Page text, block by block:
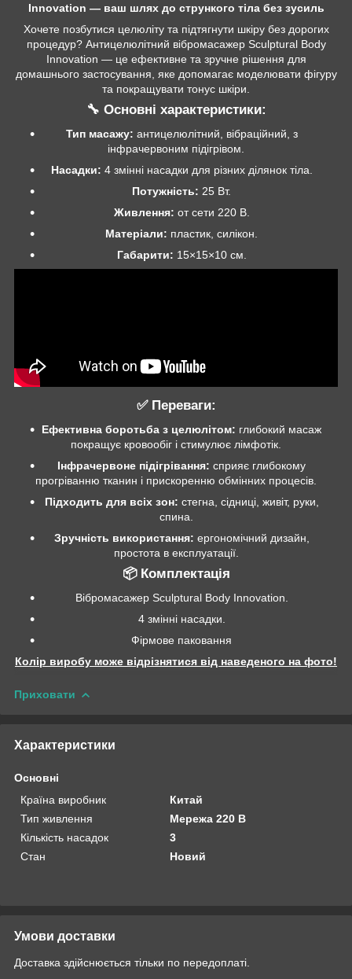
Innovation — ваш шлях до стрункого тіла без зусиль
Хочете позбутися целюліту та підтягнути шкіру без дорогих
процедур? Антицелюлітний вібромасажер Sculptural Body
Innovation — це ефективне та зручне рішення для
домашнього застосування, яке допомагає моделювати фігуру
та покращувати тонус шкіри.
🔧 Основні характеристики:
Тип масажу: антицелюлітний, вібраційний, з
інфрачервоним підігрівом.
Насадки: 4 змінні насадки для різних ділянок тіла.
Потужність: 25 Вт.
Живлення: от сети 220 В.
Матеріали: пластик, силікон.
Габарити: 15×15×10 см.
✅ Переваги:
Ефективна боротьба з целюлітом: глибокий масаж
покращує кровообіг і стимулює лімфотік.
Інфрачервоне підігрівання: сприяє глибокому
прогріванню тканин і прискоренню обмінних процесів.
Підходить для всіх зон: стегна, сідниці, живіт, руки,
спина.
Зручність використання: ергономічний дизайн,
простота в експлуатації.
📦 Комплектація
Вібромасажер Sculptural Body Innovation.
4 змінні насадки.
Фірмове паковання
Колір виробу може відрізнятися від наведеного на фото!
Приховати
Характеристики
Основні
Країна виробник
Китай
Тип живлення
Мережа 220 В
Кількість насадок
3
Стан
Новий
Умови доставки
Доставка здійснюється тільки по передоплаті.